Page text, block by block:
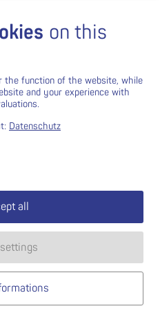
on this
the function of the website, while
and your experience with
Datenschutz
all